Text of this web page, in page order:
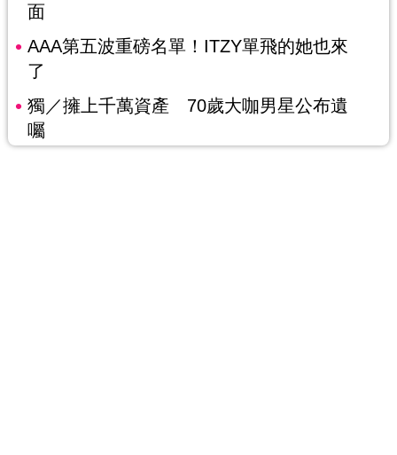
面
AAA第五波重磅名單！ITZY單飛的她也來
了
獨／擁上千萬資產 70歲大咖男星公布遺
囑